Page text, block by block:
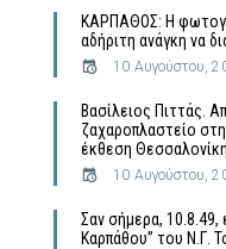
ΚΑΡΠΑΘΟΣ: Η
αδήριτη ανάγκη να
10 Αυγούστου,
Βασίλειος Πιττάς.
ζαχαροπλαστείο
έκθεση
10 Αυγούστου,
Σαν σήμερα, 10.8.49,
Καρπάθου” του Ν.Γ.